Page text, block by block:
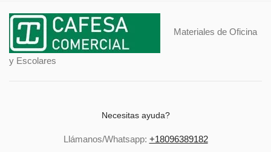
Materiales de Oficina
y Escolares
Necesitas ayuda?
Llámanos/Whatsapp: +18096389182